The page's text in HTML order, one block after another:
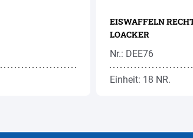
EISWAFFELN
LOACKER
Nr.: DEE76
Einheit: 18 NR.